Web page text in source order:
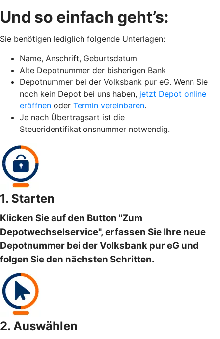
Und so einfach geht’s:
Sie benötigen lediglich folgende Unterlagen:
Name, Anschrift, Geburtsdatum
Alte Depotnummer der bisherigen Bank
Depotnummer bei der Volksbank pur eG. Wenn Sie
noch kein Depot bei uns haben, jetzt Depot online
eröffnen oder Termin vereinbaren.
Je nach Übertragsart ist die
Steueridentifikationsnummer notwendig.
1. Starten
Klicken Sie auf den Button "Zum
Depotwechselservice", erfassen Sie Ihre neue
Depotnummer bei der Volksbank pur eG und
folgen Sie den nächsten Schritten.
2. Auswählen